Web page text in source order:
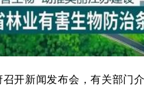
召开新闻发布会，有关部门